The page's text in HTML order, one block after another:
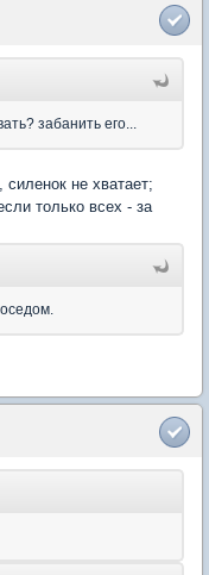
забанить его...
не хватает;
только всех - за